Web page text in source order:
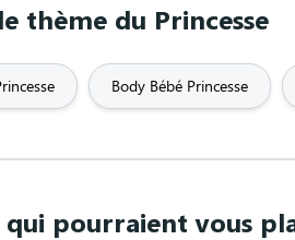
thème du Princesse
Body Bébé Princesse
qui pourraient vous